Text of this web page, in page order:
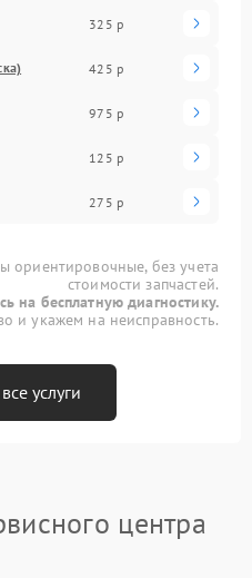
325 р
425 р
975 р
125 р
275 р
ориентировочные, без учета
стоимости запчастей.
на бесплатную диагностику.
и укажем на неисправность.
услуги
центра